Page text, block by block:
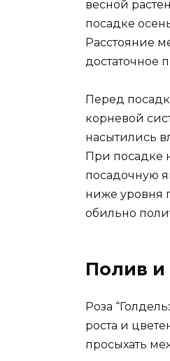
весной
посадке
Расстояние
достаточное
Перед
корневой
насытились
При посадке
посадочную
ниже уровня
обильно
Полив
Роза
роста и
просыхать